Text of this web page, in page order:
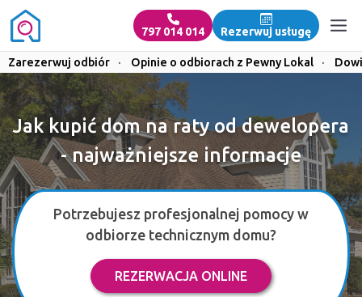
797 014 014 Rezerwuj usługę
Zarezerwuj odbiór · Opinie o odbiorach z Pewny Lokal ·
Jak kupić dom na raty od dewelopera
- najważniejsze informacje
Potrzebujesz profesjonalnej pomocy w
odbiorze technicznym domu?
REZERWACJA ONLINE